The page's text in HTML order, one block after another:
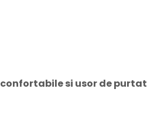
confortabile si usor de purtat